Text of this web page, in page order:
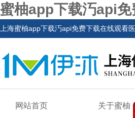
蜜柚app下载汅api
上海蜜柚app下载汅api免费下载在线观看医
网站首页 关于蜜柚